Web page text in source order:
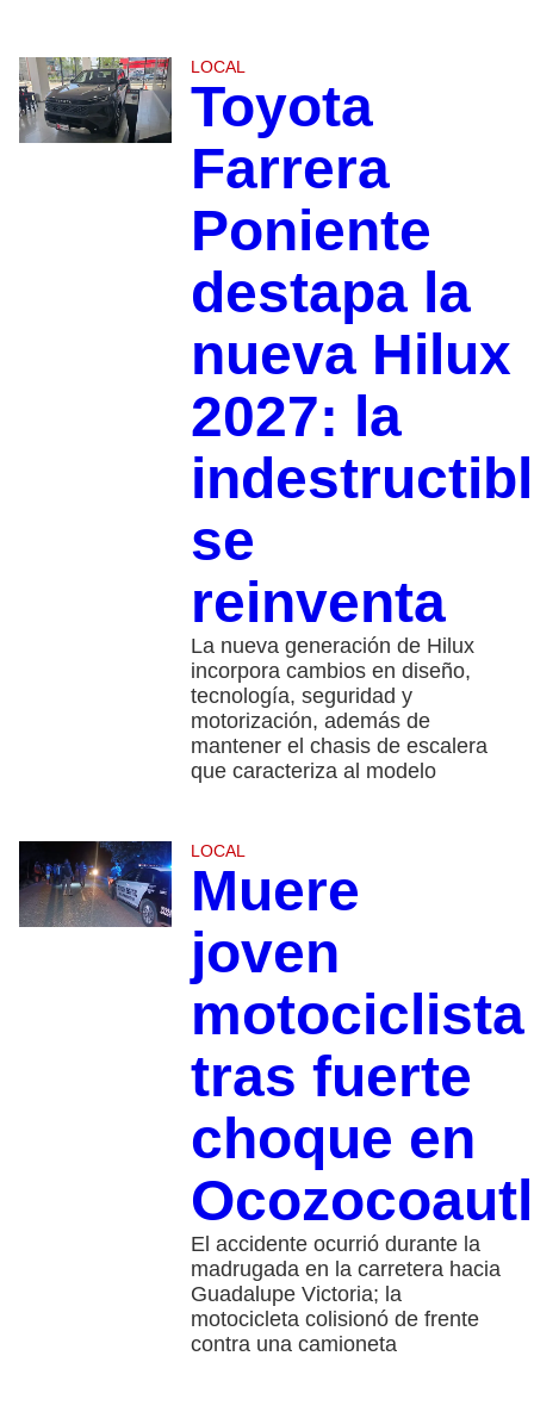
LOCAL
Toyota
Farrera
Poniente
destapa la
nueva Hilux
2027: la
se
reinventa
La nueva generación de Hilux
incorpora cambios en diseño,
tecnología, seguridad y
motorización, además de
mantener el chasis de escalera
que caracteriza al modelo
LOCAL
Muere
joven
motociclista
tras fuerte
choque en
El accidente ocurrió durante la
madrugada en la carretera hacia
Guadalupe Victoria; la
motocicleta colisionó de frente
contra una camioneta